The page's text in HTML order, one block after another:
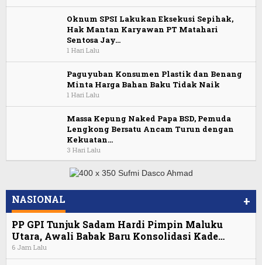
Oknum SPSI Lakukan Eksekusi Sepihak,
Hak Mantan Karyawan PT Matahari
Sentosa Jay…
1 Hari Lalu
Paguyuban Konsumen Plastik dan Benang
Minta Harga Bahan Baku Tidak Naik
1 Hari Lalu
Massa Kepung Naked Papa BSD, Pemuda
Lengkong Bersatu Ancam Turun dengan
Kekuatan…
3 Hari Lalu
NASIONAL +
PP GPI Tunjuk Sadam Hardi Pimpin Maluku
Utara, Awali Babak Baru Konsolidasi Kade…
6 Jam Lalu